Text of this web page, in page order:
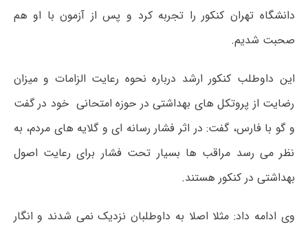
دانشگاه تهران کنکور را تجربه کرد و پس از آزمون با او هم
صحبت شدیم.
این داوطلب کنکور ارشد درباره نحوه رعایت الزامات و میزان
رضایت از پروتکل ‌های بهداشتی در حوزه امتحانی خود در گفت
و گو با فارس، گفت: در اثر فشار رسانه ای و گلایه های مردم، به
نظر می رسد مراقب ها بسیار تحت فشار برای رعایت اصول
بهداشتی در کنکور هستند.
وی ادامه داد: مثلا اصلا به داوطلبان نزدیک نمی شدند و انگار